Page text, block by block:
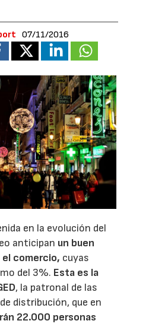
07/11/2016
en la evolución del
anticipan un buen
el comercio, cuyas
del 3%. Esta es la
, la patronal de las
distribución, que en
22.000 personas